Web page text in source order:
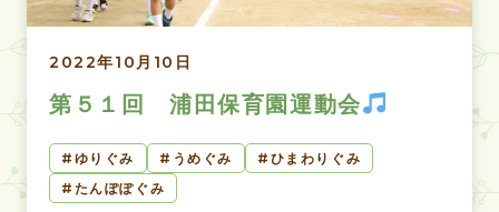
2022年10月10日
第５１回 浦田保育園運動会
ゆりぐみ うめぐみ
ひまわりぐみ
たんぽぽぐみ